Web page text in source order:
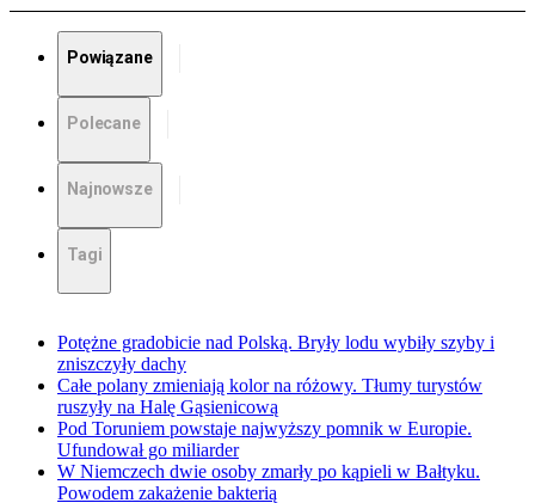
Powiązane
Polecane
Najnowsze
Tagi
Potężne gradobicie nad Polską. Bryły lodu wybiły szyby i
zniszczyły dachy
Całe polany zmieniają kolor na różowy. Tłumy turystów
ruszyły na Halę Gąsienicową
Pod Toruniem powstaje najwyższy pomnik w Europie.
Ufundował go miliarder
W Niemczech dwie osoby zmarły po kąpieli w Bałtyku.
Powodem zakażenie bakterią